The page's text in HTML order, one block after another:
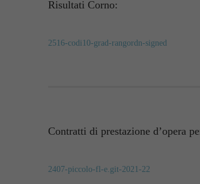
Risultati Corno:
2516-codi10-grad-rangordn-signed
Contratti di prestazione d’opera
2407-piccolo-fl-e.git-2021-22